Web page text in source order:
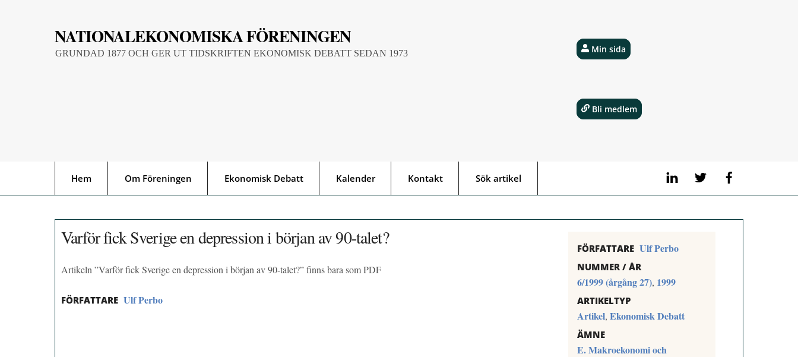
NATIONALEKONOMISKA FÖRENINGEN
GRUNDAD 1877 OCH GER UT TIDSKRIFTEN EKONOMISK DEBATT SEDAN 1973
LinkedIn Twitter
Hem Om Föreningen Ekonomisk Debatt Kalender Kontakt Sök artikel
Min sida
Bli medlem
Varför fick Sverige en depression i början av 90-talet?
Artikeln ”Varför fick Sverige en depression i början av 90-talet?” finns bara som PDF
FÖRFATTARE Ulf Perbo
FÖRFATTARE Ulf Perbo
NUMMER / ÅR
6/1999 (årgång 27), 1999
ARTIKELTYP
Artikel, Ekonomisk Debatt
ÄMNE
E. Makroekonomi och